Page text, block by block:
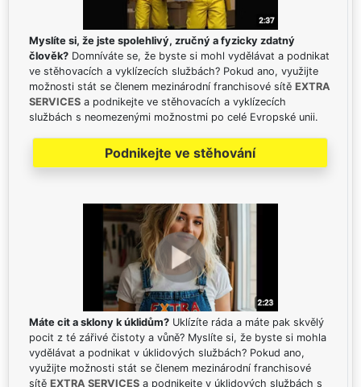
Myslíte si, že jste spolehlivý, zručný a fyzicky zdatný
člověk? Domníváte se, že byste si mohl vydělávat a podnikat
ve stěhovacích a vyklízecích službách? Pokud ano, využijte
možnosti stát se členem mezinárodní franchisové sítě EXTRA
SERVICES a podnikejte ve stěhovacích a vyklízecích
službách s neomezenými možnostmi po celé Evropské unii.
Podnikejte ve stěhování
Máte cit a sklony k úklidům? Uklízíte ráda a máte pak skvělý
pocit z té zářivé čistoty a vůně? Myslíte si, že byste si mohla
vydělávat a podnikat v úklidových službách? Pokud ano,
využijte možnosti stát se členem mezinárodní franchisové
sítě EXTRA SERVICES a podnikejte v úklidových službách s